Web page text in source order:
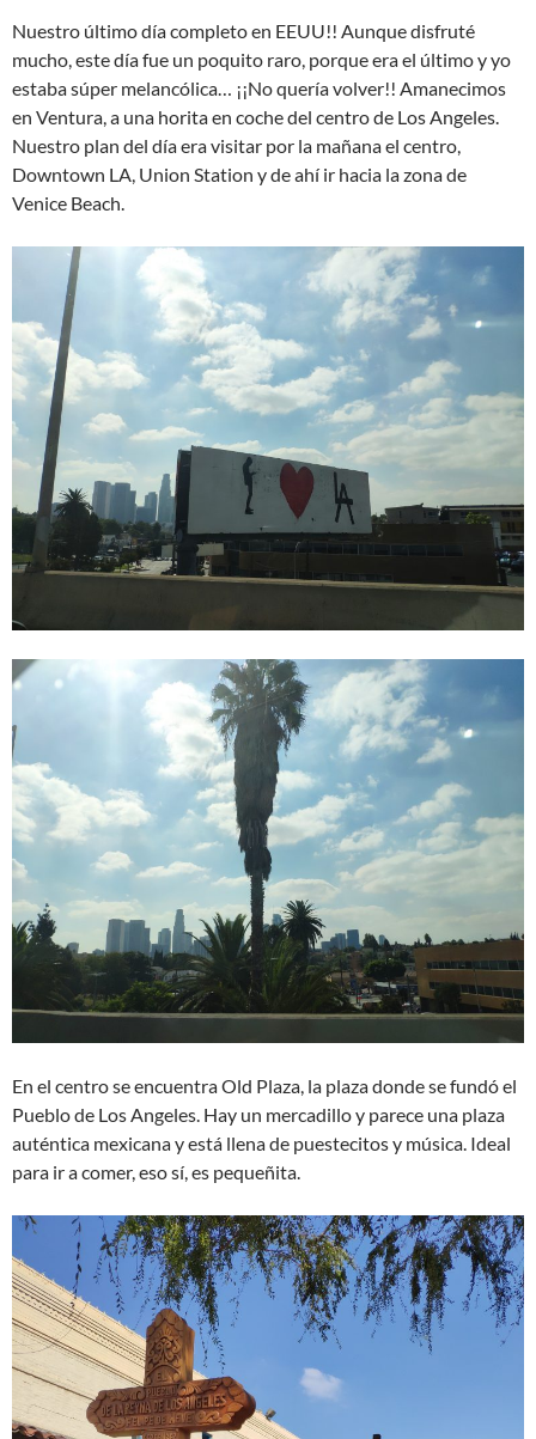
Nuestro último día completo en EEUU!! Aunque disfruté
mucho, este día fue un poquito raro, porque era el último y yo
estaba súper melancólica… ¡¡No quería volver!! Amanecimos
en Ventura, a una horita en coche del centro de Los Angeles.
Nuestro plan del día era visitar por la mañana el centro,
Downtown LA, Union Station y de ahí ir hacia la zona de
Venice Beach.
En el centro se encuentra Old Plaza, la plaza donde se fundó el
Pueblo de Los Angeles. Hay un mercadillo y parece una plaza
auténtica mexicana y está llena de puestecitos y música. Ideal
para ir a comer, eso sí, es pequeñita.